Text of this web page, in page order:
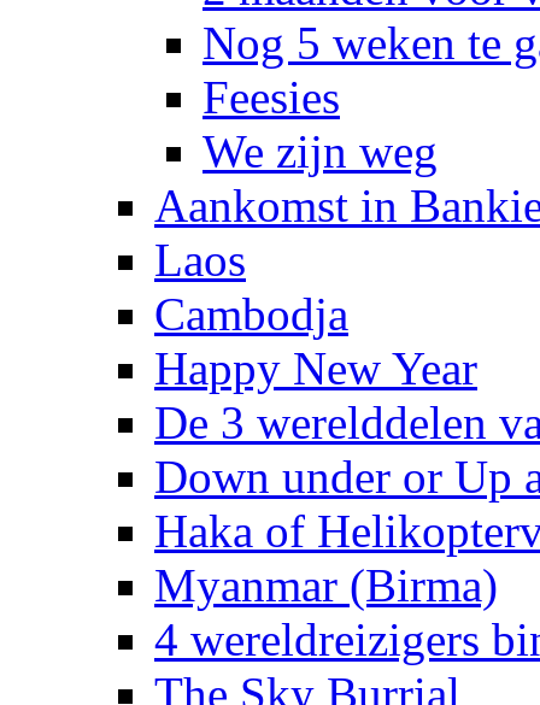
Nog 5 weken te
Feesies
We zijn weg
Aankomst in
Laos
Cambodja
Happy New Year
De 3 werelddelen
Down under or Up
Haka of
Myanmar (Birma)
4 wereldreizigers
The Sky Burrial